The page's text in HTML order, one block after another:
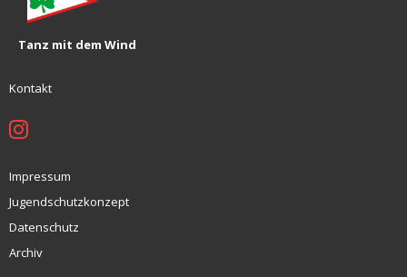
Tanz mit dem Wind
Kontakt
Impressum
Jugendschutzkonzept
Datenschutz
Archiv